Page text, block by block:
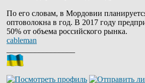
По его словам, в Мордовии
оптоволокна в год. В 2017 году
50% от объема российского рынка.
cableman